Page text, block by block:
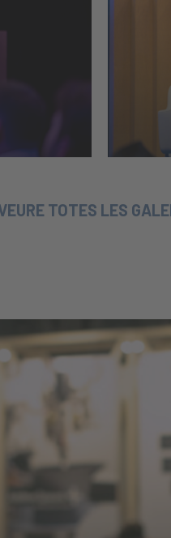
TOTES LES